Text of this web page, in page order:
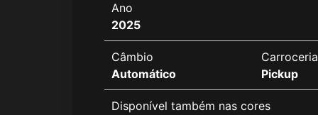
Ano
2025
Câmbio
Automático
Carroceria
Pickup
Disponível também nas cores